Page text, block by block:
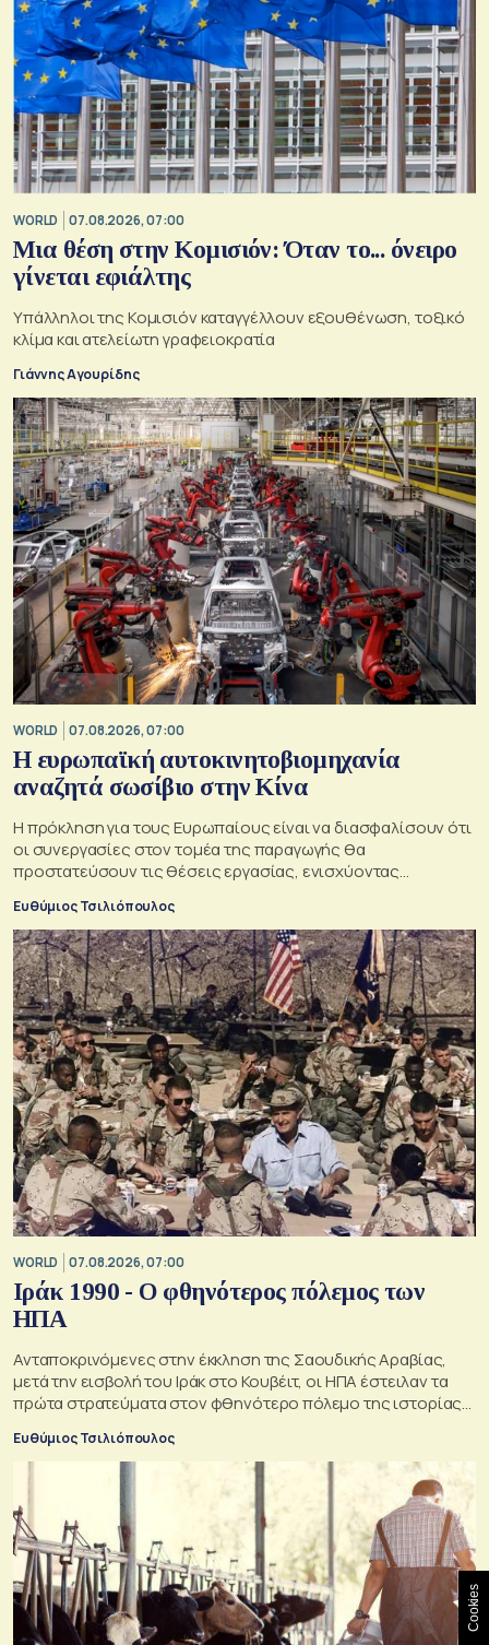
WORLD 07.08.2026, 07:00
Μια θέση στην Κομισιόν: Όταν το... όνειρο
γίνεται εφιάλτης
Υπάλληλοι της Κομισιόν καταγγέλλουν εξουθένωση, τοξικό
κλίμα και ατελείωτη γραφειοκρατία
Γιάννης Αγουρίδης
WORLD 07.08.2026, 07:00
Η ευρωπαϊκή αυτοκινητοβιομηχανία
αναζητά σωσίβιο στην Κίνα
Η πρόκληση για τους Ευρωπαίους είναι να διασφαλίσουν ότι
οι συνεργασίες στον τομέα της παραγωγής θα
προστατεύσουν τις θέσεις εργασίας, ενισχύοντας
Ευθύμιος Τσιλιόπουλος
WORLD 07.08.2026, 07:00
Ιράκ 1990 - Ο φθηνότερος πόλεμος των
ΗΠΑ
Ανταποκρινόμενες στην έκκληση της Σαουδικής Αραβίας,
μετά την εισβολή του Ιράκ στο Κουβέιτ, οι ΗΠΑ έστειλαν τα
πρώτα στρατεύματα στον φθηνότερο πόλεμο της ιστορίας
Ευθύμιος Τσιλιόπουλος
Cookies